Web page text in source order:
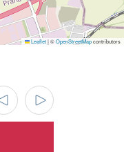
Leaflet|©OpenStreetMapcontributors